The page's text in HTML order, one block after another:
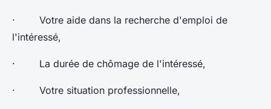
· Votre aide dans la recherche d'emploi de
l'intéressé,
· La durée de chômage de l'intéressé,
· Votre situation professionnelle,